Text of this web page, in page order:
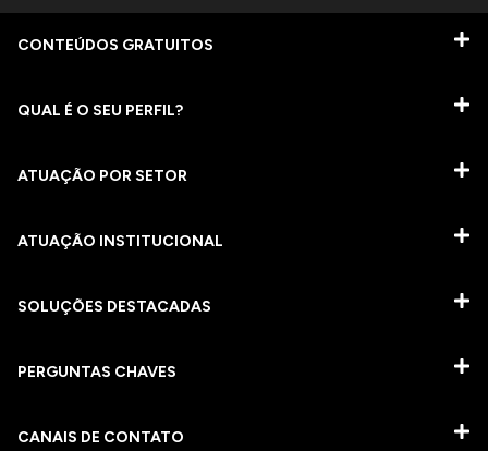
CONTEÚDOS GRATUITOS
QUAL É O SEU PERFIL?
ATUAÇÃO POR SETOR
ATUAÇÃO INSTITUCIONAL
SOLUÇÕES DESTACADAS
PERGUNTAS CHAVES​
CANAIS DE CONTATO